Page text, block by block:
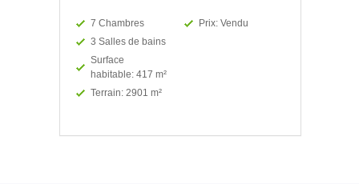
7 Chambres
3 Salles de bains
Surface
habitable: 417 m²
Terrain: 2901 m²
Prix: Vendu